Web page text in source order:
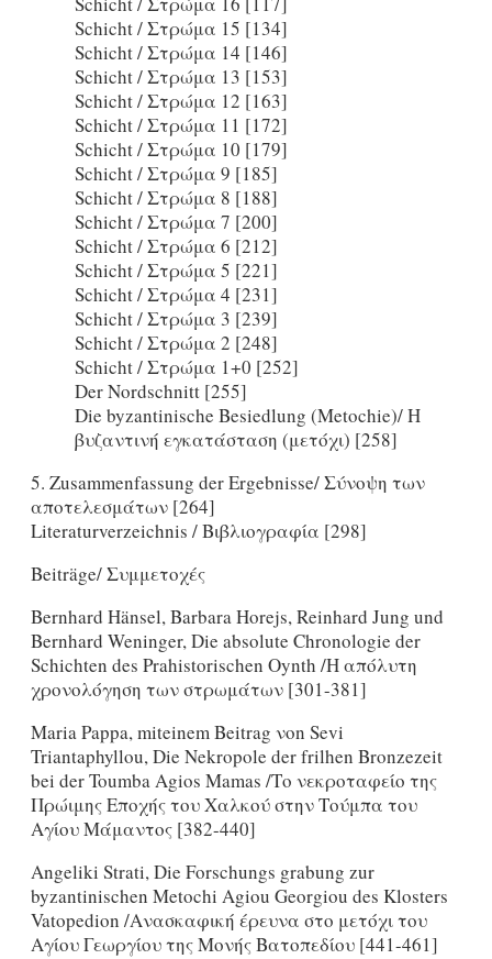
Schicht / Στρώμα 15 [134]
Schicht / Στρώμα 14 [146]
Schicht / Στρώμα 13 [153]
Schicht / Στρώμα 12 [163]
Schicht / Στρώμα 11 [172]
Schicht / Στρώμα 10 [179]
Schicht / Στρώμα 9 [185]
Schicht / Στρώμα 8 [188]
Schicht / Στρώμα 7 [200]
Schicht / Στρώμα 6 [212]
Schicht / Στρώμα 5 [221]
Schicht / Στρώμα 4 [231]
Schicht / Στρώμα 3 [239]
Schicht / Στρώμα 2 [248]
Schicht / Στρώμα 1+0 [252]
Der Nordschnitt [255]
Die byzantinische Besiedlung (Metochie)/ Η
βυζαντινή εγκατάσταση (μετόχι) [258]
5. Zusammenfassung der Ergebnisse/ Σύνοψη των
αποτελεσμάτων [264]
Literaturverzeichnis / Βιβλιογραφία [298]
Beiträge/ Συμμετοχές
Bernhard Hänsel, Barbara Horejs, Reinhard Jung und
Bernhard Weninger, Die absolute Chronologie der
Schichten des Prahistorischen Oynth /Η απόλυτη
χρονολόγηση των στρωμάτων [301-381]
Maria Pappa, miteinem Beitrag νοn Sevi
Triantaphyllou, Die Nekropole der frilhen Bronzezeit
bei der Toumba Agios Mamas /Το νεκροταφείο της
Πρώιμης Εποχής του Χαλκού στην Τούμπα του
Αγίου Μάμαντος [382-440]
Angeliki Strati, Die Forschungs grabung zur
byzantinischen Metochi Agiou Georgiou des Klosters
Vatopedion /Ανασκαφική έρευνα στο μετόχι του
Αγίου Γεωργίου της Μονής Βατοπεδίου [441-461]